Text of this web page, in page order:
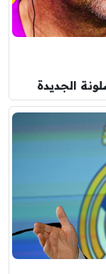
الجديدة